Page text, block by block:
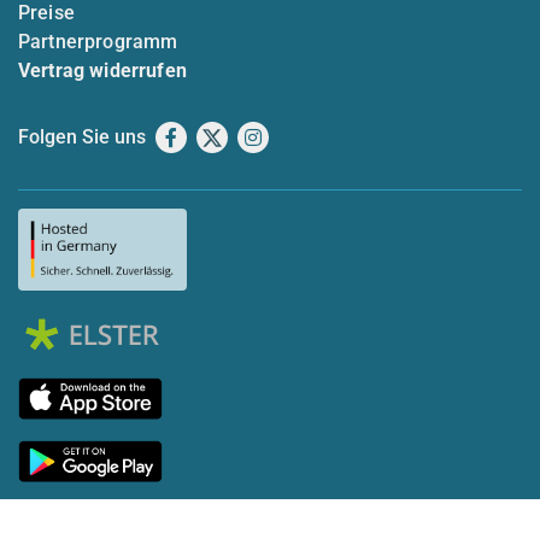
Preise
Partnerprogramm
Vertrag widerrufen
Folgen Sie uns Facebook
X Instagram